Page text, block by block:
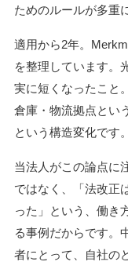
ためのルールが多重
適用から2年。
を整理しています。
実に短くなったこと
倉庫・物流拠点とい
という構造変化です。
当法人がこの論点に
ではなく、「法改正
った」という、働き
る事例だからです。
者にとって、自社の